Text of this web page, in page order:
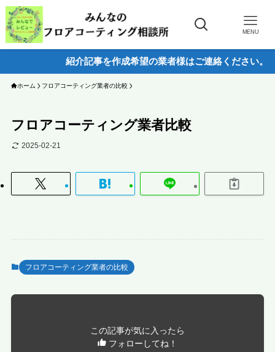
MENU
紹介記事を作成希望の業者様はご連絡ください。
ホーム フロアコーティング業者の比較
フロアコーティング業者比較
2025-02-21
フロアコーティング業者の比較
この記事が気に入ったら
フォローしてね！